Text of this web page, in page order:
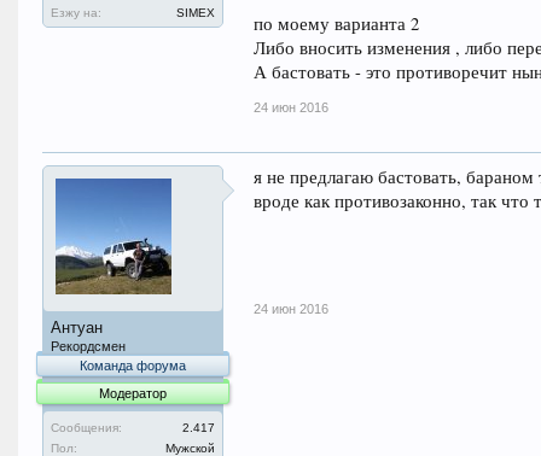
Езжу на: SIMEX История о том как
там ребята давольно умные вещи
по моему варианта 2
Либо вносить изменения , либо
А бастовать - это противоречит
24 июн 2016
Антуан
Рекордсмен
Команда форума
Модератор
Сообщения:
2.417
Пол:
Мужской
я не предлагаю бастовать,
вроде как противозаконно, так что
24 июн 2016